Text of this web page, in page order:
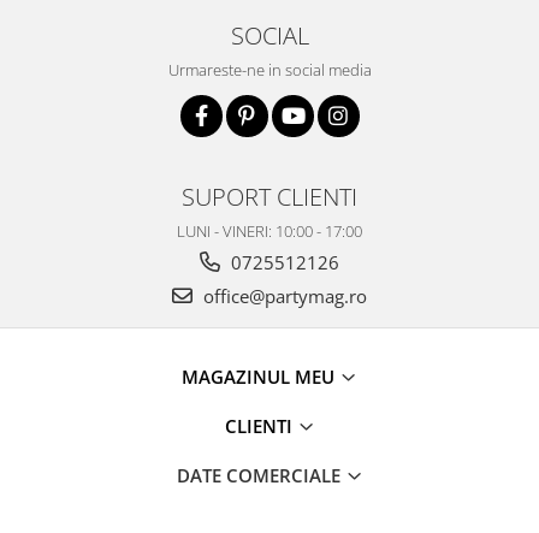
SOCIAL
Urmareste-ne in social media
SUPORT CLIENTI
LUNI - VINERI: 10:00 - 17:00
0725512126
office@partymag.ro
MAGAZINUL MEU
CLIENTI
DATE COMERCIALE